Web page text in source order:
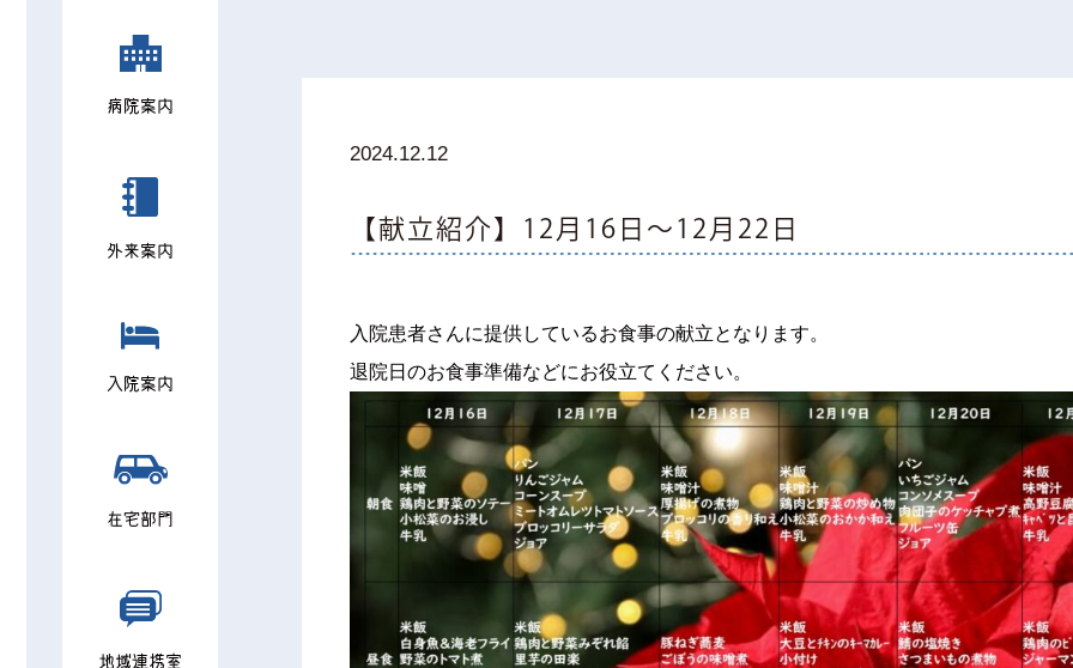
病院案内
外来案内
入院案内
在宅部門
地域連携室
2024.12.12
【献立紹介】12月16日～12月22日
入院患者さんに提供しているお食事の献立となります。
退院日のお食事準備などにお役立てください。